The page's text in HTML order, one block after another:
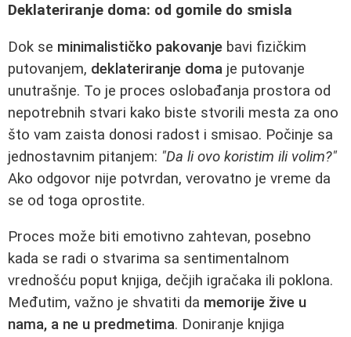
Deklateriranje doma: od gomile do smisla
Dok se minimalističko pakovanje bavi fizičkim
putovanjem, deklateriranje doma je putovanje
unutrašnje. To je proces oslobađanja prostora od
nepotrebnih stvari kako biste stvorili mesta za ono
što vam zaista donosi radost i smisao. Počinje sa
jednostavnim pitanjem: "Da li ovo koristim ili volim?"
Ako odgovor nije potvrdan, verovatno je vreme da
se od toga oprostite.
Proces može biti emotivno zahtevan, posebno
kada se radi o stvarima sa sentimentalnom
vrednošću poput knjiga, dečjih igračaka ili poklona.
Međutim, važno je shvatiti da memorije žive u
nama, a ne u predmetima. Doniranje knjiga